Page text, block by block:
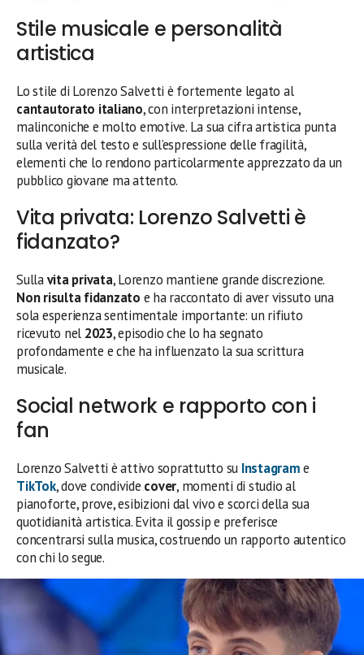
Stile musicale e personalità
artistica
Lo stile di Lorenzo Salvetti è fortemente legato al
cantautorato italiano, con interpretazioni intense,
malinconiche e molto emotive. La sua cifra artistica punta
sulla verità del testo e sull’espressione delle fragilità,
elementi che lo rendono particolarmente apprezzato da un
pubblico giovane ma attento.
Vita privata: Lorenzo Salvetti è
fidanzato?
Sullavita privata, Lorenzo mantiene grande discrezione.
Non risulta fidanzato e ha raccontato di aver vissuto una
sola esperienza sentimentale importante: un rifiuto
ricevuto nel 2023, episodio che lo ha segnato
profondamente e che ha influenzato la sua scrittura
musicale.
Social network e rapporto con i
fan
Lorenzo Salvetti è attivo soprattutto su Instagrame
TikTok, dove condivide cover, momenti di studio al
pianoforte, prove, esibizioni dal vivo e scorci della sua
quotidianità artistica. Evita il gossip e preferisce
concentrarsi sulla musica, costruendo un rapporto autentico
con chi lo segue.